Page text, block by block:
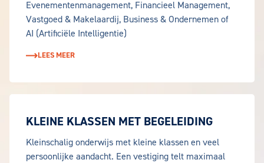
Evenementenmanagement, Financieel Management,
Vastgoed & Makelaardij, Business & Ondernemen of
AI (Artificiële Intelligentie)
LEES MEER
KLEINE KLASSEN MET BEGELEIDING
Kleinschalig onderwijs met kleine klassen en veel
persoonlijke aandacht. Een vestiging telt maximaal